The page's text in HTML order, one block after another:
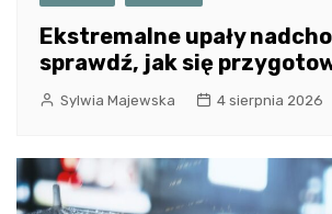
Ekstremalne upały
sprawdź, jak się
Sylwia Majewska 4 sierpnia 2026